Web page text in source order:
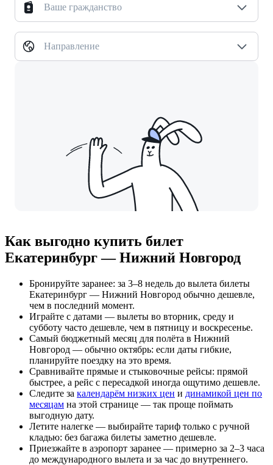
Ваше гражданство
Направление
Как выгодно купить билет
Екатеринбург — Нижний Новгород
Бронируйте заранее: за 3–8 недель до вылета билеты
Екатеринбург — Нижний Новгород обычно дешевле,
чем в последний момент.
Играйте с датами — вылеты во вторник, среду и
субботу часто дешевле, чем в пятницу и воскресенье.
Самый бюджетный месяц для полёта в Нижний
Новгород — обычно октябрь: если даты гибкие,
планируйте поездку на это время.
Сравнивайте прямые и стыковочные рейсы: прямой
быстрее, а рейс с пересадкой иногда ощутимо дешевле.
Следите за календарём низких цен и динамикой цен по
месяцам на этой странице — так проще поймать
выгодную дату.
Летите налегке — выбирайте тариф только с ручной
кладью: без багажа билеты заметно дешевле.
Приезжайте в аэропорт заранее — примерно за 2–3 часа
до международного вылета и за час до внутреннего.